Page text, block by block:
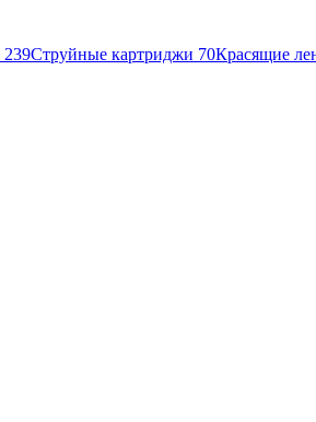
239Струйные картриджи 70Красящие